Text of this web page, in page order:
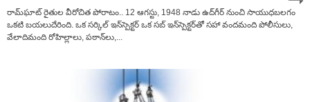
రామ్‌ఘాట్ రైతుల వీరోచిత పోరాటం.. 12 ఆగస్టు, 1948 నాడు ఉద్‌గీర్ నుంచి సాయుధబలగం
ఒకటి బయలుదేరింది. ఒక సర్కిల్ ఇన్‌స్పెక్టర్ ఒక సబ్ ఇన్‌స్పెక్టర్‌తో సహా వందమంది పోలీసులు,
వేలాదిమంది రోహిల్లాలు, పఠాన్‌లు,...